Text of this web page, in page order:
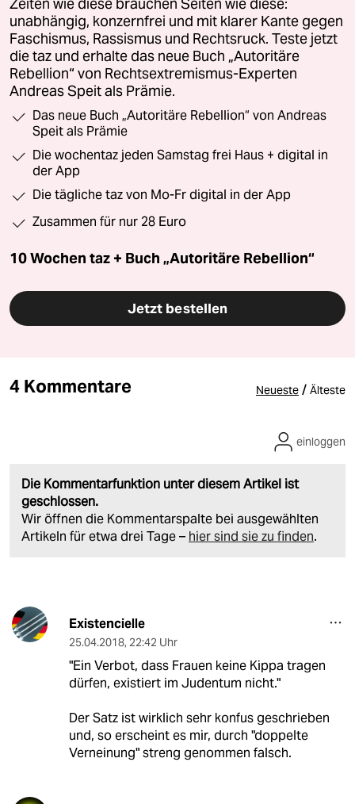
Zeiten wie diese brauchen Seiten wie diese:
unabhängig, konzernfrei und mit klarer Kante gegen
Faschismus, Rassismus und Rechtsruck. Teste jetzt
die taz und erhalte das neue Buch „Autoritäre
Rebellion“ von Rechtsextremismus-Experten
Andreas Speit als Prämie.
Das neue Buch „Autoritäre Rebellion“ von Andreas
Speit als Prämie
Die wochentaz jeden Samstag frei Haus + digital in
der App
Die tägliche taz von Mo-Fr digital in der App
Zusammen für nur 28 Euro
10 Wochen taz + Buch „Autoritäre Rebellion“
Jetzt bestellen
4 Kommentare Neueste / Älteste
Die Kommentarfunktion unter diesem Artikel ist
geschlossen.
Wir öffnen die Kommentarspalte bei ausgewählten
Artikeln für etwa drei Tage – hier sind sie zu finden.
einloggen
Existencielle
25.04.2018, 22:42 Uhr
"Ein Verbot, dass Frauen keine Kippa tragen
dürfen, existiert im Judentum nicht."
Der Satz ist wirklich sehr konfus geschrieben
und, so erscheint es mir, durch "doppelte
Verneinung" streng genommen falsch.